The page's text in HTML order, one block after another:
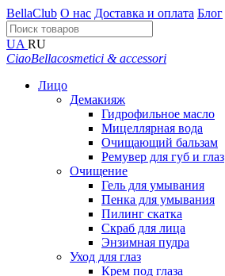
BellaClub О нас Доставка и оплата Блог
UA RU
CiaoBellacosmetici & accessori
Лицо
Демакияж
Гидрофильное масло
Мицеллярная вода
Очищающий бальзам
Ремувер для губ и глаз
Очищение
Гель для умывания
Пенка для умывания
Пилинг скатка
Скраб для лица
Энзимная пудра
Уход для глаз
Крем под глаза